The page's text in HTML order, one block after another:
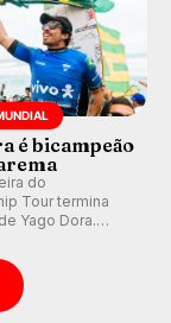
é bicampeão
do
Tour termina
Yago Dora.
vence entre
Leonardo
liderança do
da WSL, na